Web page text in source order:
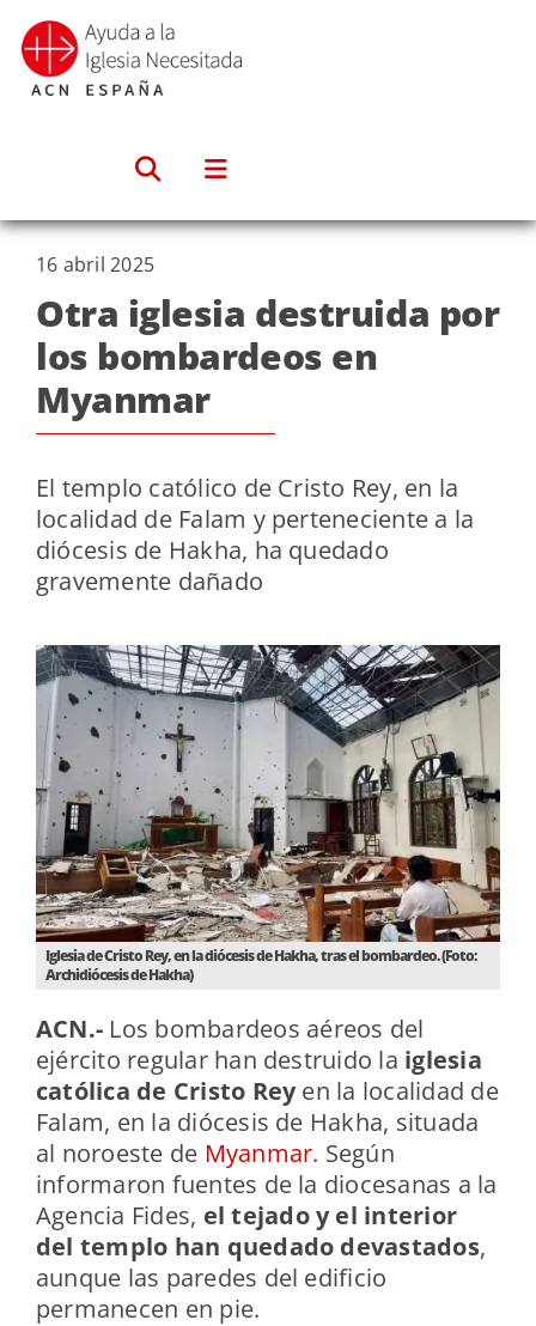
Saltar
contenido
Iglesia de Cristo Rey, en la diócesis de Hakha, tras el bombardeo. (Foto:
Archidiócesis de Hakha)
16 abril 2025
Otra iglesia destruida por
los bombardeos en
Myanmar
El templo católico de Cristo Rey, en la
localidad de Falam y perteneciente a la
diócesis de Hakha, ha quedado
gravemente dañado
ACN.- Los bombardeos aéreos del
ejército regular han destruido la iglesia
católica de Cristo Reyen la localidad de
Falam, en la diócesis de Hakha, situada
al noroeste de Myanmar. Según
informaron fuentes de la diocesanas a la
Agencia Fides, el tejado y el interior
del templo han quedado devastados,
aunque las paredes del edificio
permanecen en pie.